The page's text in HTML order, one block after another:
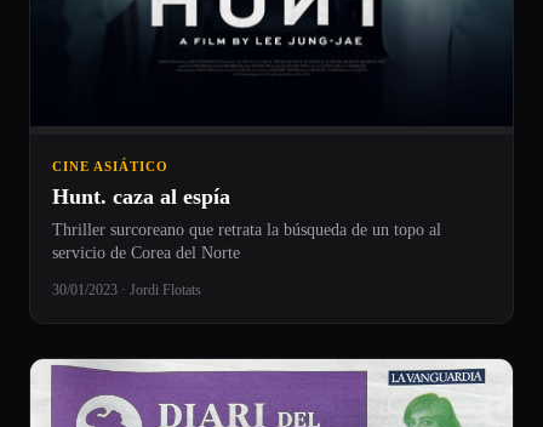
CINE ASIÁTICO
Hunt. caza al espía
Thriller surcoreano que retrata la búsqueda de un topo al
servicio de Corea del Norte
30/01/2023 · Jordi Flotats